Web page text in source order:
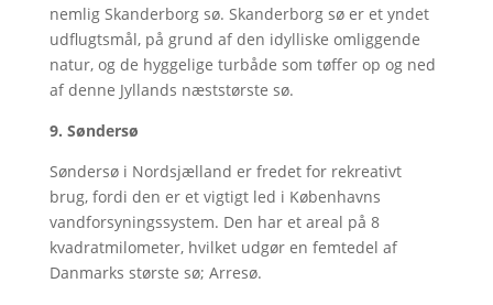
nemlig Skanderborg sø. Skanderborg sø er et yndet
udflugtsmål, på grund af den idylliske omliggende
natur, og de hyggelige turbåde som tøffer op og ned
af denne Jyllands næststørste sø.
9. Søndersø
Søndersø i Nordsjælland er fredet for rekreativt
brug, fordi den er et vigtigt led i Københavns
vandforsyningssystem. Den har et areal på 8
kvadratmilometer, hvilket udgør en femtedel af
Danmarks største sø; Arresø.